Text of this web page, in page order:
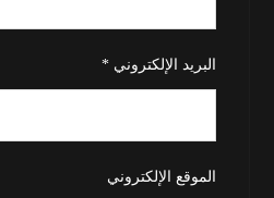
البريد الإلكتروني*
الموقع الإلكتروني